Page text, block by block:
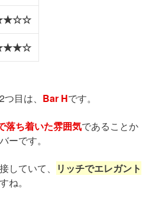
目は、 Bar Hです。
落ち着いた雰囲気であることか
ーです。
していて、
リッチでエレガント
ね。